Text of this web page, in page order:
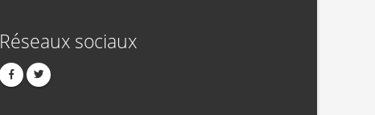
Réseaux sociaux